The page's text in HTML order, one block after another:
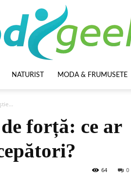
NATURIST MODA & FRUMUSETE
forță: ce ar
0
64